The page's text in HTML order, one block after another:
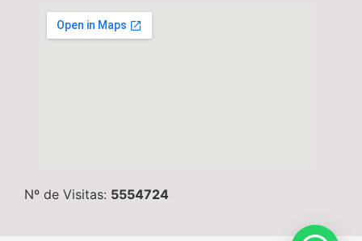
Nº de Visitas: 5554724